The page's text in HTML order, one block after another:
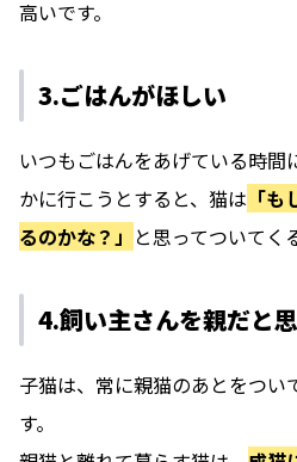
高いです。
3.ごはんがほしい
いつもごはんをあげている時間
かに行こうとすると、猫は 「
るのかな？」 と思ってついてく
4.飼い主さんを親だと
子猫は、常に親猫のあとをつい
す。